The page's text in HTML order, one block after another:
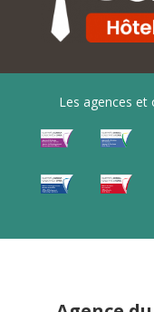
Les agences et